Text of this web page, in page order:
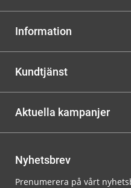
Information
Kundtjänst
Aktuella kampanjer
Nyhetsbrev
Prenumerera på vårt